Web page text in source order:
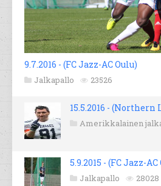
9.7.2016 - (FC Jazz-AC Oulu)
Jalkapallo 23526
15.5.2016 -
Amerikkalainen
5.9.2015 - (FC Jazz-AC
Jalkapallo 28028